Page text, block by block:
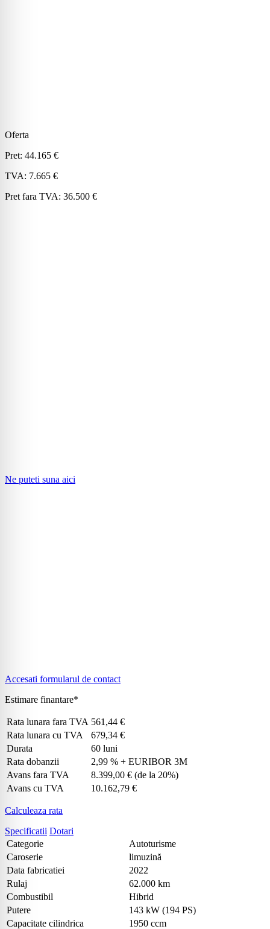
Oferta
Pret: 44.165 €
TVA: 7.665 €
Pret fara TVA: 36.500 €
Ne puteti suna aici
Accesati formularul de contact
Estimare finantare*
Rata lunara fara TVA 561,44 €
Rata lunara cu TVA
679,34 €
Durata
60 luni
Rata dobanzii
2,99 % + EURIBOR 3M
Avans fara TVA
8.399,00 € (de la 20%)
Avans cu TVA
10.162,79 €
Calculeaza rata
Specificatii Dotari
Categorie
Autoturisme
Caroserie
limuzină
Data fabricatiei
2022
Rulaj
62.000 km
Combustibil
Hibrid
Putere
143 kW (194 PS)
Capacitate cilindrica
1950 ccm